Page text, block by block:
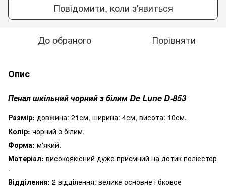
Повідомити, коли з'явиться
До обраного Порівняти
Опис
Пенал шкільний чорний з білим De Lune D-853
Размір: довжина: 21см, ширина: 4см, висота: 10см.
Колір: чорний з білим.
Форма: м'який.
Матеріал: високоякісний дуже приємний на дотик поліестер
.
Відділення: 2 відділення: велике основне і бковое